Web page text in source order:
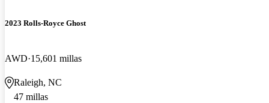
2023 Rolls-Royce Ghost
AWD 15,601 millas
Raleigh, NC
47 millas